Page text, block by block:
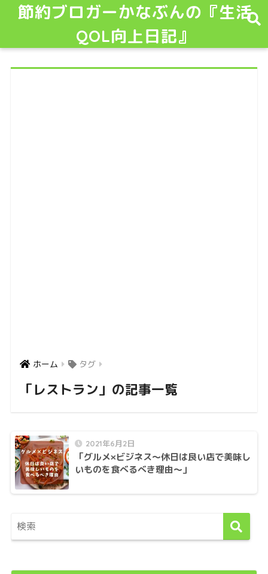
節約ブロガーかなぶんの『生活
QOL向上日記』
ホーム タグ
「レストラン」の記事一覧
2021年6月2日
「グルメ×ビジネス〜休日は良い店で美味し
いものを食べるべき理由〜」